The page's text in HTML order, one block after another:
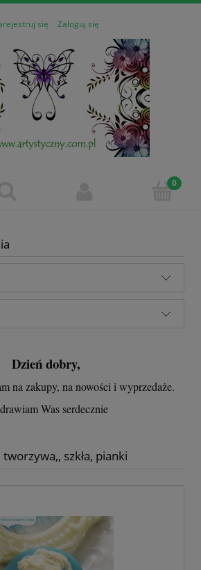
się Zaloguj się
Dzień dobry,
na zakupy, na nowości i wyprzedaże.
Was serdecznie
szkła, pianki